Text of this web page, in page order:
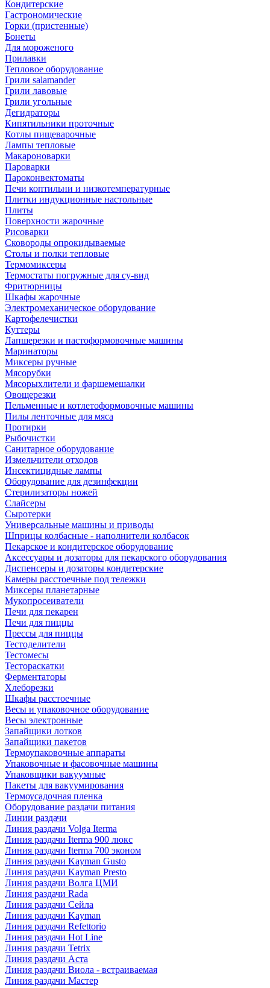
Кондитерские
Гастрономические
Горки (пристенные)
Бонеты
Для мороженого
Прилавки
Тепловое оборудование
Грили salamander
Грили лавовые
Грили угольные
Дегидраторы
Кипятильники проточные
Котлы пищеварочные
Лампы тепловые
Макароноварки
Пароварки
Пароконвектоматы
Печи коптильни и низкотемпературные
Плитки индукционные настольные
Плиты
Поверхности жарочные
Рисоварки
Сковороды опрокидываемые
Столы и полки тепловые
Термомиксеры
Термостаты погружные для су-вид
Фритюрницы
Шкафы жарочные
Электромеханическое оборудование
Картофелечистки
Куттеры
Лапшерезки и пастоформовочные машины
Маринаторы
Миксеры ручные
Мясорубки
Мясорыхлители и фаршемешалки
Овощерезки
Пельменные и котлетоформовочные машины
Пилы ленточные для мяса
Протирки
Рыбочистки
Санитарное оборудование
Измельчители отходов
Инсектицидные лампы
Оборудование для дезинфекции
Стерилизаторы ножей
Слайсеры
Сыротерки
Универсальные машины и приводы
Шприцы колбасные - наполнители колбасок
Пекарское и кондитерское оборудование
Аксессуары и дозаторы для пекарского оборудования
Диспенсеры и дозаторы кондитерские
Камеры расстоечные под тележки
Миксеры планетарные
Мукопросеиватели
Печи для пекарен
Печи для пиццы
Прессы для пиццы
Тестоделители
Тестомесы
Тестораскатки
Ферментаторы
Хлеборезки
Шкафы расстоечные
Весы и упаковочное оборудование
Весы электронные
Запайщики лотков
Запайщики пакетов
Термоупаковочные аппараты
Упаковочные и фасовочные машины
Упаковщики вакуумные
Пакеты для вакуумирования
Термоусадочная пленка
Оборудование раздачи питания
Линии раздачи
Линия раздачи Volga Iterma
Линия раздачи Iterma 900 люкс
Линия раздачи Iterma 700 эконом
Линия раздачи Kayman Gusto
Линия раздачи Kayman Presto
Линия раздачи Волга ЦМИ
Линия раздачи Rada
Линия раздачи Сейла
Линия раздачи Kayman
Линия раздачи Refettorio
Линия раздачи Hot Line
Линия раздачи Tetrix
Линия раздачи Аста
Линия раздачи Виола - встраиваемая
Линия раздачи Мастер